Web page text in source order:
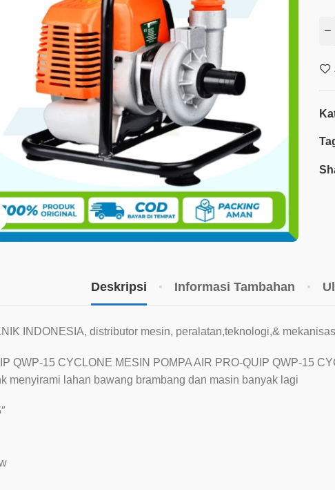
Deskripsi Informasi Tambahan
INDONESIA, distributor mesin, peralatan,teknologi,&
QWP-15 CYCLONE MESIN POMPA AIR PRO-QUIP QWP-15
menyirami lahan bawang brambang dan masin banyak lagi